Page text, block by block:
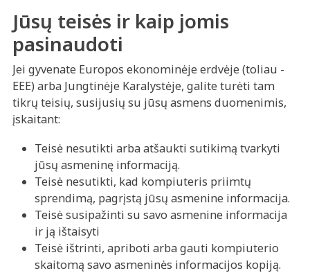
Jūsų teisės ir kaip jomis
pasinaudoti
Jei gyvenate Europos ekonominėje erdvėje (toliau -
EEE) arba Jungtinėje Karalystėje, galite turėti tam
tikrų teisių, susijusių su jūsų asmens duomenimis,
įskaitant:
Teisė nesutikti arba atšaukti sutikimą tvarkyti
jūsų asmeninę informaciją.
Teisė nesutikti, kad kompiuteris priimtų
sprendimą, pagrįstą jūsų asmenine informacija.
Teisė susipažinti su savo asmenine informacija
ir ją ištaisyti
Teisė ištrinti, apriboti arba gauti kompiuterio
skaitomą savo asmeninės informacijos kopiją.